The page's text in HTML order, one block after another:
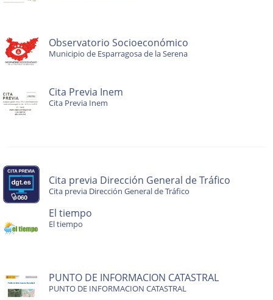
Observatorio Socioeconómico
Municipio de Esparragosa de la Serena
Cita Previa Inem
Cita Previa Inem
Cita previa Dirección General de Tráfico
Cita previa Dirección General de Tráfico
El tiempo
El tiempo
PUNTO DE INFORMACION CATASTRAL
PUNTO DE INFORMACION CATASTRAL